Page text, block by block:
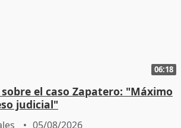
06:18
el caso Zapatero: "Máximo
judicial"
05/08/2026